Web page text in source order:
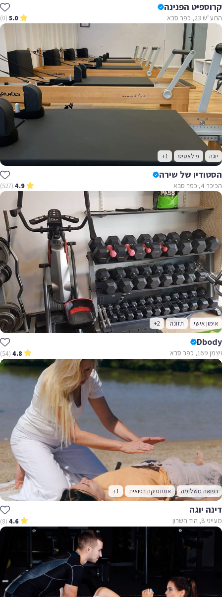
קרוספיט הפנינה
התע"ש 23, כפר סבא 5.0
(0)
יוגה פילאטיס +1
הסטודיו של שירה
הכיכר 4, כפר סבא 4.9
(527)
אימון אישי תזונה +2
Dbody
ויצמן 169, כפר סבא 4.8
(54)
רפואה משלימה אסתטיקה רפואית +1
דינה יוגה
מעייני 8, הוד השרון 4.6
(8)